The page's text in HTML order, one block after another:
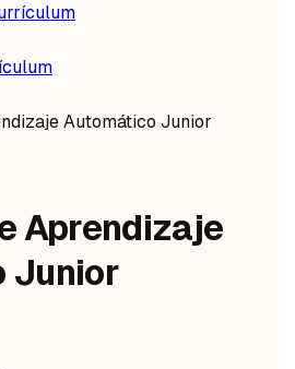
Automático Junior
Aprendizaje
Junior